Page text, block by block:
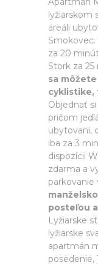
lyžiarskom
areáli
za 20
Stork za
sa
cyklistike,
Objednať
pričom
ubytovaní,
iba za 3
dispozícii
zdarma a
parkovanie
posteľou
Lyžiarske
lyžiarske
apartmán
posedenie,